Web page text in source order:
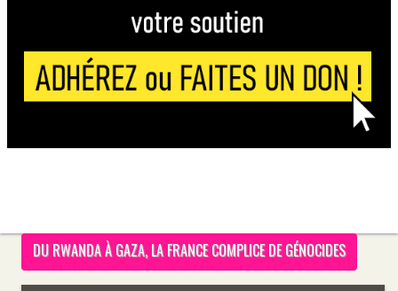
DU RWANDA À GAZA, LA FRANCE COMPLICE DE GÉNOCIDES